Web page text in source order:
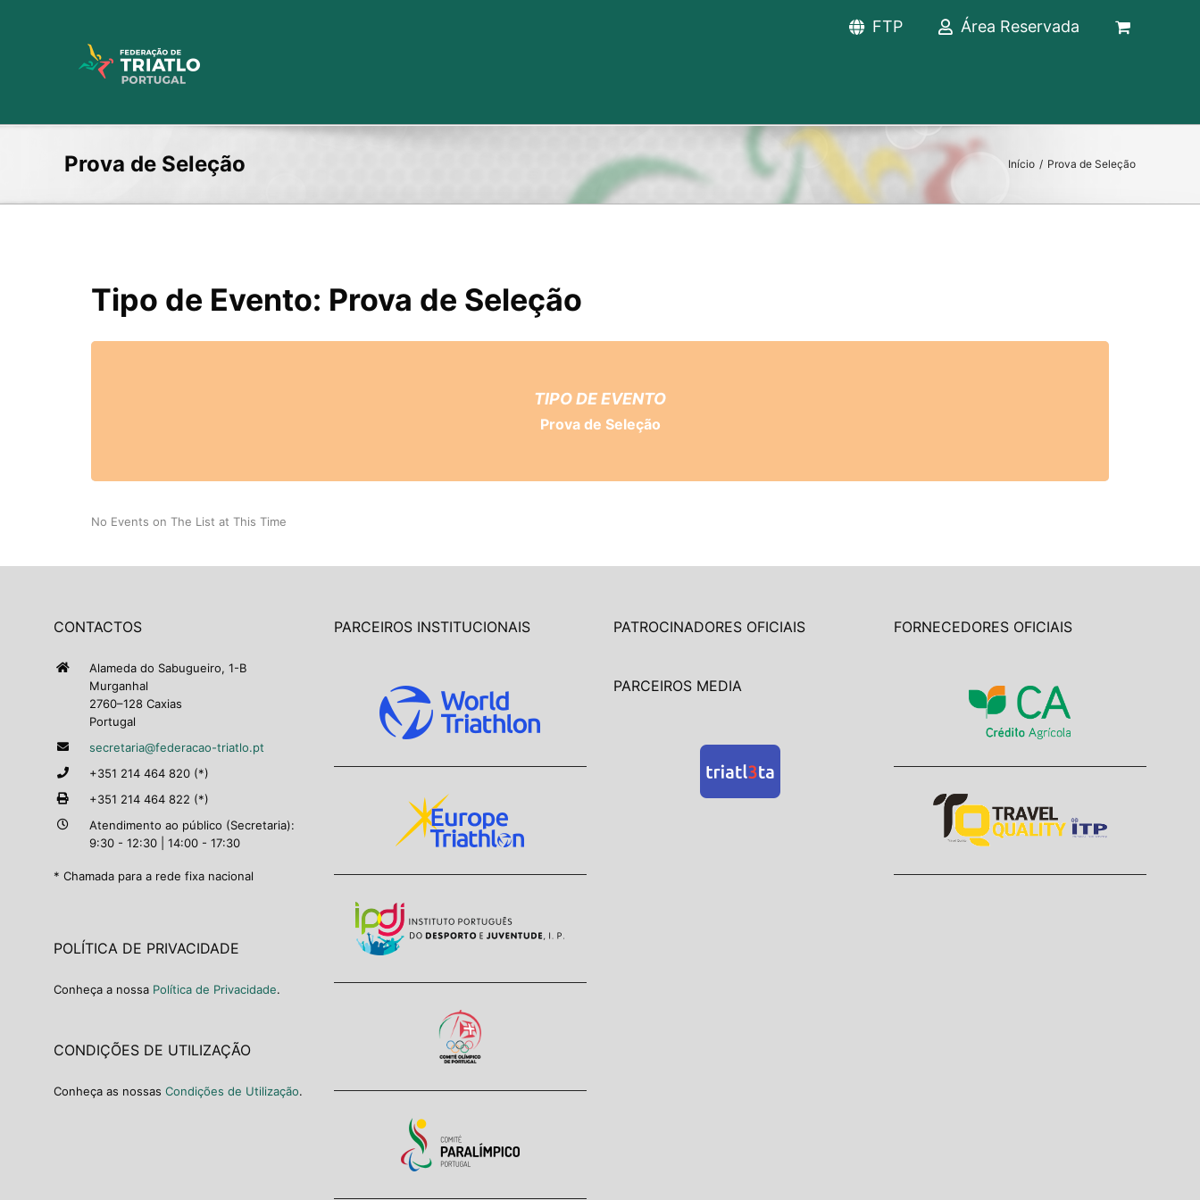
FTP Área Reservada
Prova de Seleção Início / Prova de Seleção
Tipo de Evento: Prova de Seleção
TIPO DE EVENTO
Prova de Seleção
No Events on The List at This Time
CONTACTOS
Alameda do Sabugueiro, 1-B
Murganhal
2760–128 Caxias
Portugal
secretaria@federacao-triatlo.pt
+351 214 464 820 (*)
+351 214 464 822 (*)
Atendimento ao público (Secretaria):
9:30 - 12:30 | 14:00 - 17:30
* Chamada para a rede fixa nacional
POLÍTICA DE PRIVACIDADE
Conheça a nossa Política de Privacidade.
CONDIÇÕES DE UTILIZAÇÃO
Conheça as nossas Condições de Utilização.
PARCEIROS INSTITUCIONAIS PATROCINADORES OFICIAIS
PARCEIROS MEDIA
FORNECEDORES OFICIAIS